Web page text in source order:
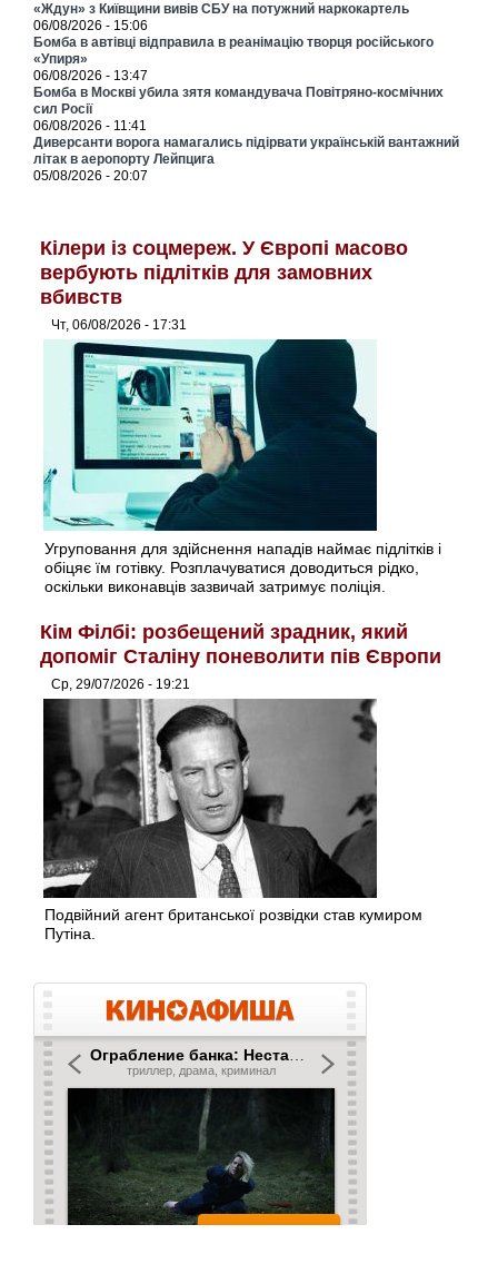
«Ждун» з Київщини вивів СБУ на потужний наркокартель
06/08/2026 - 15:06
Бомба в автівці відправила в реанімацію творця російського
«Упиря»
06/08/2026 - 13:47
Бомба в Москві убила зятя командувача Повітряно-космічних
сил Росії
06/08/2026 - 11:41
Диверсанти ворога намагались підірвати українській вантажний
літак в аеропорту Лейпцига
05/08/2026 - 20:07
Кілери із соцмереж. У Європі масово
вербують підлітків для замовних
вбивств
Чт, 06/08/2026 - 17:31
Угруповання для здійснення нападів наймає підлітків і
обіцяє їм готівку. Розплачуватися доводиться рідко,
оскільки виконавців зазвичай затримує поліція.
Кім Філбі: розбещений зрадник, який
допоміг Сталіну поневолити пів Європи
Ср, 29/07/2026 - 19:21
Подвійний агент британської розвідки став кумиром
Путіна.